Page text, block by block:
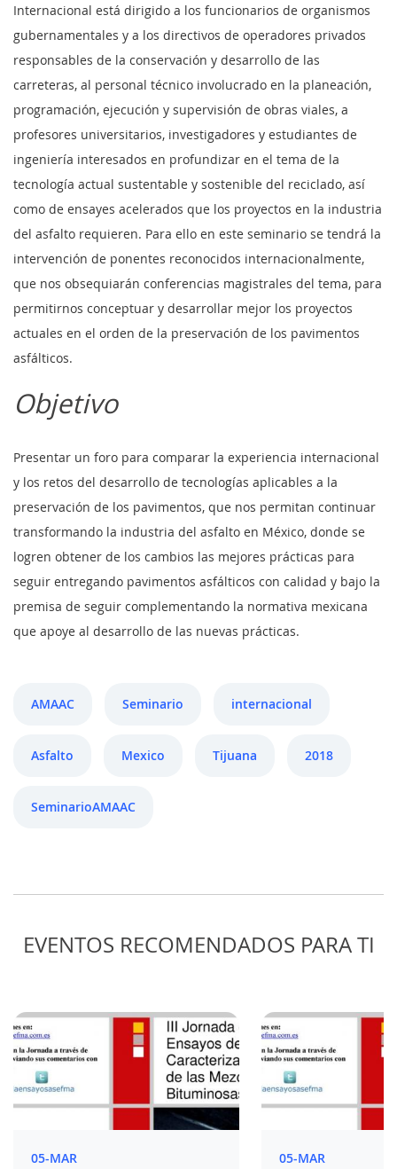
Internacional está dirigido a los funcionarios de organismos
gubernamentales y a los directivos de operadores privados
responsables de la conservación y desarrollo de las
carreteras, al personal técnico involucrado en la planeación,
programación, ejecución y supervisión de obras viales, a
profesores universitarios, investigadores y estudiantes de
ingeniería interesados en profundizar en el tema de la
tecnología actual sustentable y sostenible del reciclado, así
como de ensayes acelerados que los proyectos en la industria
del asfalto requieren. Para ello en este seminario se tendrá la
intervención de ponentes reconocidos internacionalmente,
que nos obsequiarán conferencias magistrales del tema, para
permitirnos conceptuar y desarrollar mejor los proyectos
actuales en el orden de la preservación de los pavimentos
asfálticos.
Objetivo
Presentar un foro para comparar la experiencia internacional
y los retos del desarrollo de tecnologías aplicables a la
preservación de los pavimentos, que nos permitan continuar
transformando la industria del asfalto en México, donde se
logren obtener de los cambios las mejores prácticas para
seguir entregando pavimentos asfálticos con calidad y bajo la
premisa de seguir complementando la normativa mexicana
que apoye al desarrollo de las nuevas prácticas.
AMAAC Seminario internacional
Asfalto Mexico Tijuana 2018
SeminarioAMAAC
EVENTOS RECOMENDADOS PARA TI
05-MAR 05-MAR